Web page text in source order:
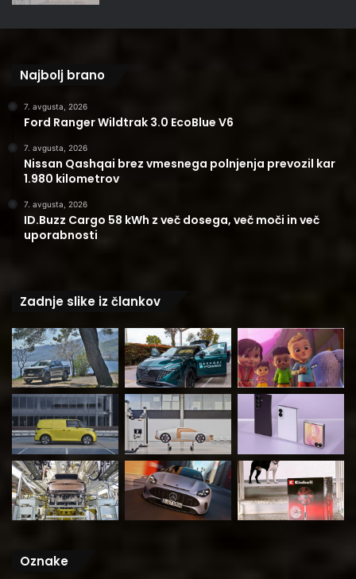
Najbolj brano
7. avgusta, 2026
Ford Ranger Wildtrak 3.0 EcoBlue V6
7. avgusta, 2026
Nissan Qashqai brez vmesnega polnjenja prevozil kar
1.980 kilometrov
7. avgusta, 2026
ID.Buzz Cargo 58 kWh z več dosega, več moči in več
uporabnosti
Zadnje slike iz člankov
Oznake